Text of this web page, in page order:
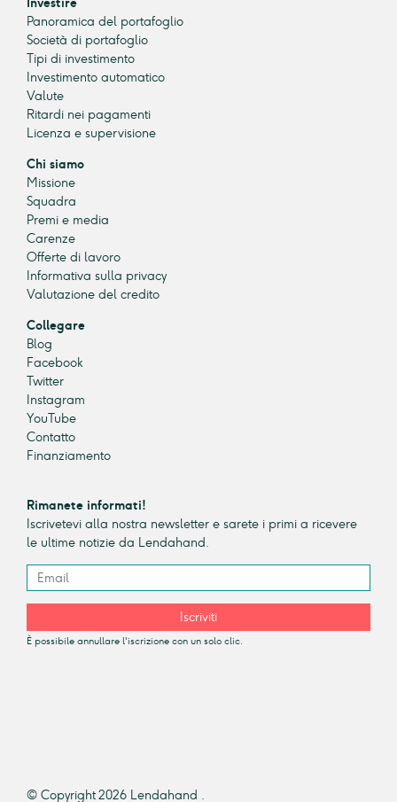
Panoramica del portafoglio
Società di portafoglio
Tipi di investimento
Investimento automatico
Valute
Ritardi nei pagamenti
Licenza e supervisione
Chi siamo
Missione
Squadra
Premi e media
Carenze
Offerte di lavoro
Informativa sulla privacy
Valutazione del credito
Collegare
Blog
Facebook
Twitter
Instagram
YouTube
Contatto
Finanziamento
Rimanete informati!
Iscrivetevi alla nostra newsletter e sarete i primi a ricevere
le ultime notizie da Lendahand.
Iscriviti
È possibile annullare l'iscrizione con un solo clic.
© Copyright 2026 Lendahand .